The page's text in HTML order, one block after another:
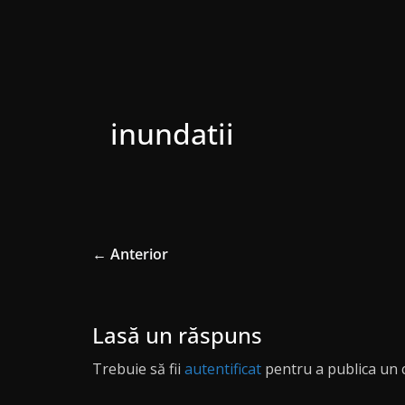
inundatii
← Anterior
Lasă un răspuns
Trebuie să fii autentificat pentru a publica un